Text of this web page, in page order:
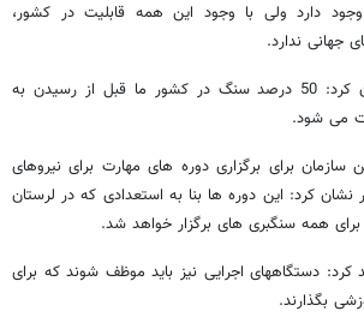
وجود دارد ولی با وجود این همه قابلیت در کشور،
جهانی ندارد.
شریف النسبی خاطر نشان کرد: 50 درصد سنگ در کشور ما قبل از رسیدن به
می شود.
سازمان برای برگزاری دوره های مهارت برای نیروهای
نشان کرد: این دوره ها بنا به استعدادی که در لرستان
برای همه سنگبری های برگزار خواهد شد.
دستگاههای اجرایی نیز باید موظف شوند که برای
بگذارند.